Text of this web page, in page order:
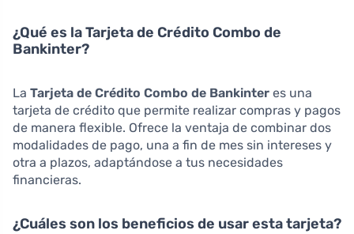
¿Qué es la Tarjeta de Crédito Combo de
Bankinter?
La Tarjeta de Crédito Combo de Bankinter es una
tarjeta de crédito que permite realizar compras y pagos
de manera flexible. Ofrece la ventaja de combinar dos
modalidades de pago, una a fin de mes sin intereses y
otra a plazos, adaptándose a tus necesidades
financieras.
¿Cuáles son los beneficios de usar esta tarjeta?